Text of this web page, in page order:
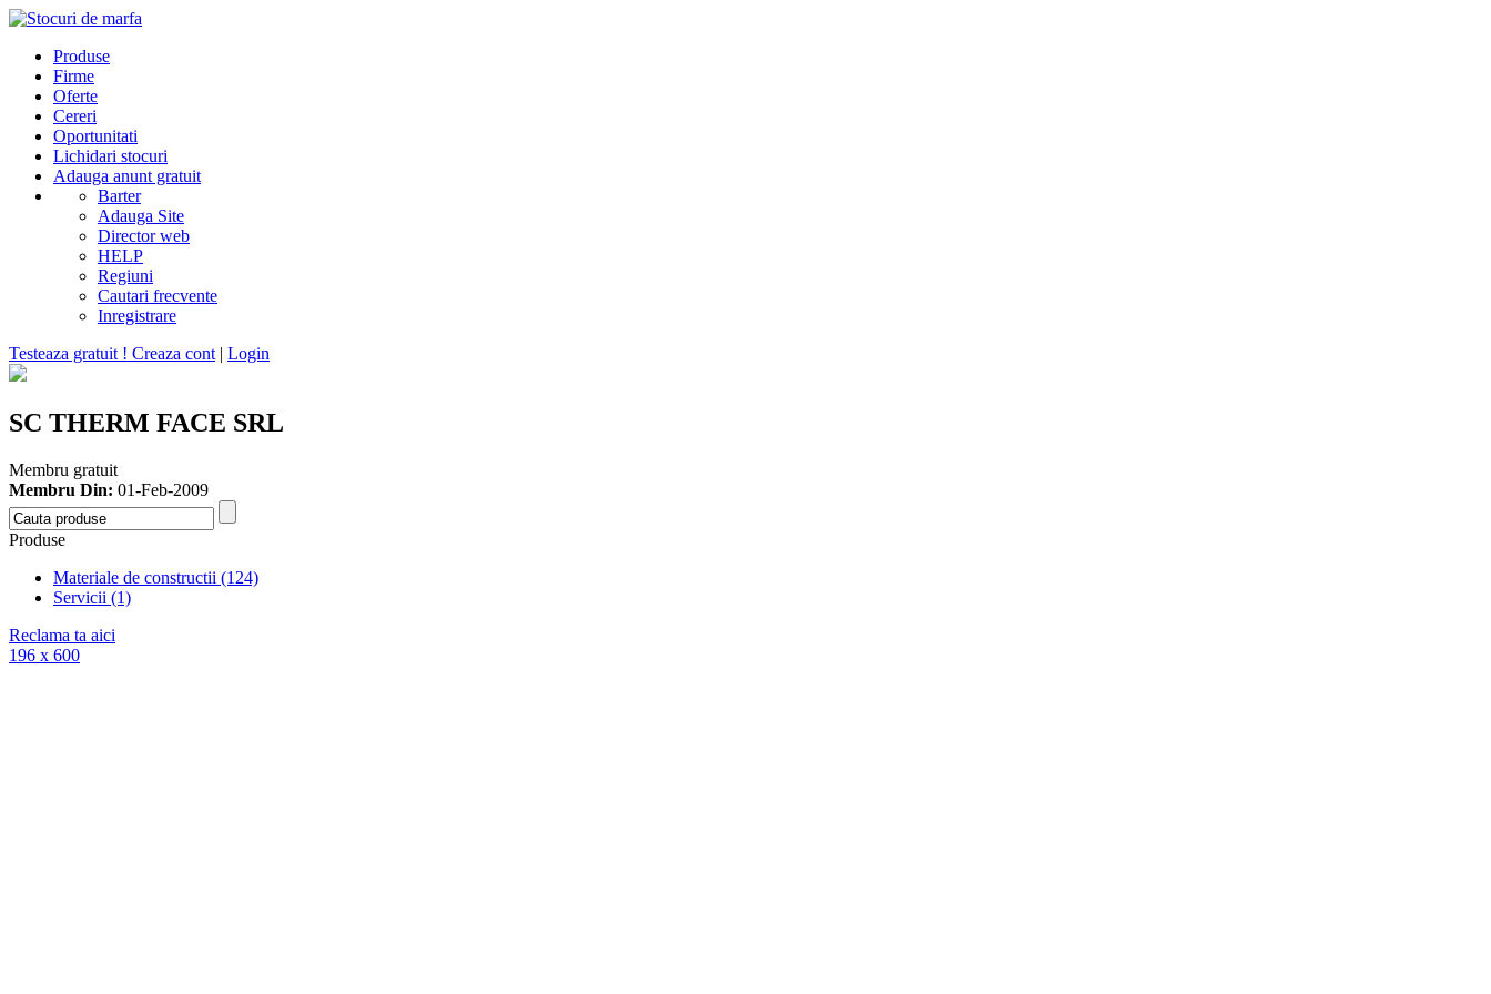
Produse
Firme
Oferte
Cereri
Oportunitati
Lichidari stocuri
Adauga anunt gratuit
Barter
Adauga Site
Director web
HELP
Regiuni
Cautari frecvente
Inregistrare
Testeaza gratuit ! Creaza cont | Login
SC THERM FACE SRL
Membru gratuit
Membru Din: 01-Feb-2009
Produse
Materiale de constructii (124)
Servicii (1)
Reclama ta aici
196 x 600